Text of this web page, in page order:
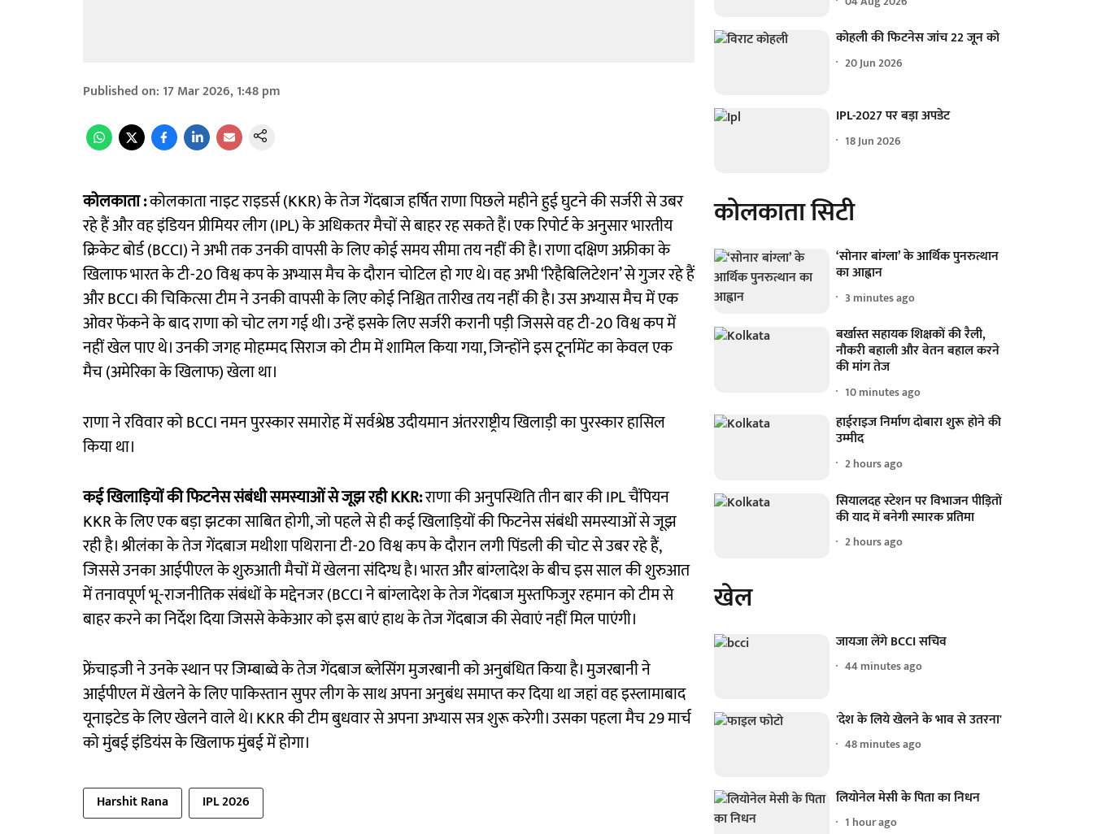
Published on: 17 Mar 2026, 1:48 pm
कोलकाता :कोलकाता नाइट राइडर्स (KKR) के तेज गेंदबाज हर्षित राणा पिछले महीने हुई घुटने की सर्जरी से उबर
रहे हैं और वह इंडियन प्रीमियर लीग (IPL) के अधिकतर मैचों से बाहर रह सकते हैं। एक रिपोर्ट के अनुसार भारतीय
क्रिकेट बोर्ड (BCCI) ने अभी तक उनकी वापसी के लिए कोई समय सीमा तय नहीं की है। राणा दक्षिण अफ्रीका के
खिलाफ भारत के टी-20 विश्व कप के अभ्यास मैच के दौरान चोटिल हो गए थे। वह अभी ‘रिहैबिलिटेशन’ से गुजर रहे हैं
और BCCI की चिकित्सा टीम ने उनकी वापसी के लिए कोई निश्चित तारीख तय नहीं की है। उस अभ्यास मैच में एक
ओवर फेंकने के बाद राणा को चोट लग गई थी। उन्हें इसके लिए सर्जरी करानी पड़ी जिससे वह टी-20 विश्व कप में
नहीं खेल पाए थे। उनकी जगह मोहम्मद सिराज को टीम में शामिल किया गया, जिन्होंने इस टूर्नामेंट का केवल एक
मैच (अमेरिका के खिलाफ) खेला था।
राणा ने रविवार को BCCI नमन पुरस्कार समारोह में सर्वश्रेष्ठ उदीयमान अंतरराष्ट्रीय खिलाड़ी का पुरस्कार हासिल
किया था।
कई खिलाड़ियों की फिटनेस संबंधी समस्याओं से जूझ रही KKR:राणा की अनुपस्थिति तीन बार की IPL चैंपियन
KKR के लिए एक बड़ा झटका साबित होगी, जो पहले से ही कई खिलाड़ियों की फिटनेस संबंधी समस्याओं से जूझ
रही है। श्रीलंका के तेज गेंदबाज मथीशा पथिराना टी-20 विश्व कप के दौरान लगी पिंडली की चोट से उबर रहे हैं,
जिससे उनका आईपीएल के शुरुआती मैचों में खेलना संदिग्ध है। भारत और बांग्लादेश के बीच इस साल की शुरुआत
में तनावपूर्ण भू-राजनीतिक संबंधों के मद्देनजर (BCCI ने बांग्लादेश के तेज गेंदबाज मुस्तफिजुर रहमान को टीम से
बाहर करने का निर्देश दिया जिससे केकेआर को इस बाएं हाथ के तेज गेंदबाज की सेवाएं नहीं मिल पाएंगी।
फ्रेंचाइजी ने उनके स्थान पर जिम्बाब्वे के तेज गेंदबाज ब्लेसिंग मुजरबानी को अनुबंधित किया है। मुजरबानी ने
आईपीएल में खेलने के लिए पाकिस्तान सुपर लीग के साथ अपना अनुबंध समाप्त कर दिया था जहां वह इस्लामाबाद
यूनाइटेड के लिए खेलने वाले थे। KKR की टीम बुधवार से अपना अभ्यास सत्र शुरू करेगी। उसका पहला मैच 29 मार्च
को मुंबई इंडियंस के खिलाफ मुंबई में होगा।
Harshit Rana IPL 2026
कोहली की फिटनेस जांच 22 जून को
20 Jun 2026
IPL-2027 पर बड़ा अपडेट
18 Jun 2026
कोलकाता सिटी
‘सोनार बांग्ला’ के आर्थिक पुनरुत्थान
का आह्वान
3 minutes ago
बर्खास्त सहायक शिक्षकों की रैली,
नौकरी बहाली और वेतन बहाल करने
की मांग तेज
10 minutes ago
हाईराइज निर्माण दोबारा शुरू होने की
उम्मीद
2 hours ago
सियालदह स्टेशन पर विभाजन पीड़ितों
की याद में बनेगी स्मारक प्रतिमा
2 hours ago
खेल
जायजा लेंगे BCCI सचिव
44 minutes ago
'देश के लिये खेलने के भाव से उतरना'
48 minutes ago
लियोनेल मेसी के पिता का निधन
1 hour ago